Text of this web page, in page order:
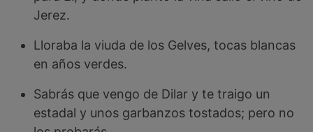
Jerez.
Lloraba la viuda de los Gelves, tocas blancas
en años verdes.
Sabrás que vengo de Dilar y te traigo un
estadal y unos garbanzos tostados; pero no